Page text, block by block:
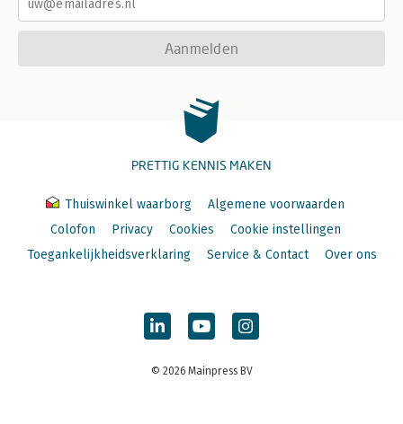
Aanmelden
PRETTIG KENNIS MAKEN
Thuiswinkel waarborg
Algemene voorwaarden
Colofon
Privacy Cookies
Cookie instellingen
Toegankelijkheidsverklaring
Service & Contact Over ons
© 2026 Mainpress BV